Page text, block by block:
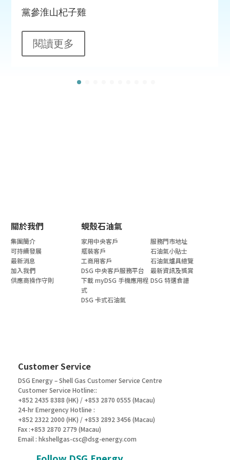
黨參淮山杞子雞
閱讀更多
關於我們 蜆殼石油氣
集團簡介
可持續發展
最新消息
加入我們
供應商操作守則
家用中央客戶
瓶裝客戶
工商用客戶
DSG 中央客戶服務平台
下載 myDSG 手機應用程
式
DSG 卡式石油氣
服務門市地址
石油氣小貼士
石油氣爐具總覽
最新資訊及獎賞
DSG 特選食譜
Customer Service
DSG Energy – Shell Gas Customer Service Centre
Customer Service Hotline::
+852 2435 8388 (HK) / +853 2870 0555 (Macau)
24-hr Emergency Hotline :
+852 2322 2000 (HK) / +853 2892 3456 (Macau)
Fax :+853 2870 2779 (Macau)
Email : hkshellgas-csc@dsg-energy.com